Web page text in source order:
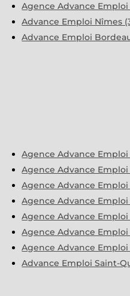
Agence Advance Emploi
Advance Emploi Nîmes
Advance Emploi
Agence Advance Emploi
Agence Advance
Agence Advance Emploi
Agence Advance
Agence Advance Emploi
Agence Advance Emploi
Agence Advance
Advance Emploi Saint-